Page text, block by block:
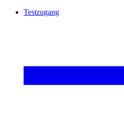
Testzugang